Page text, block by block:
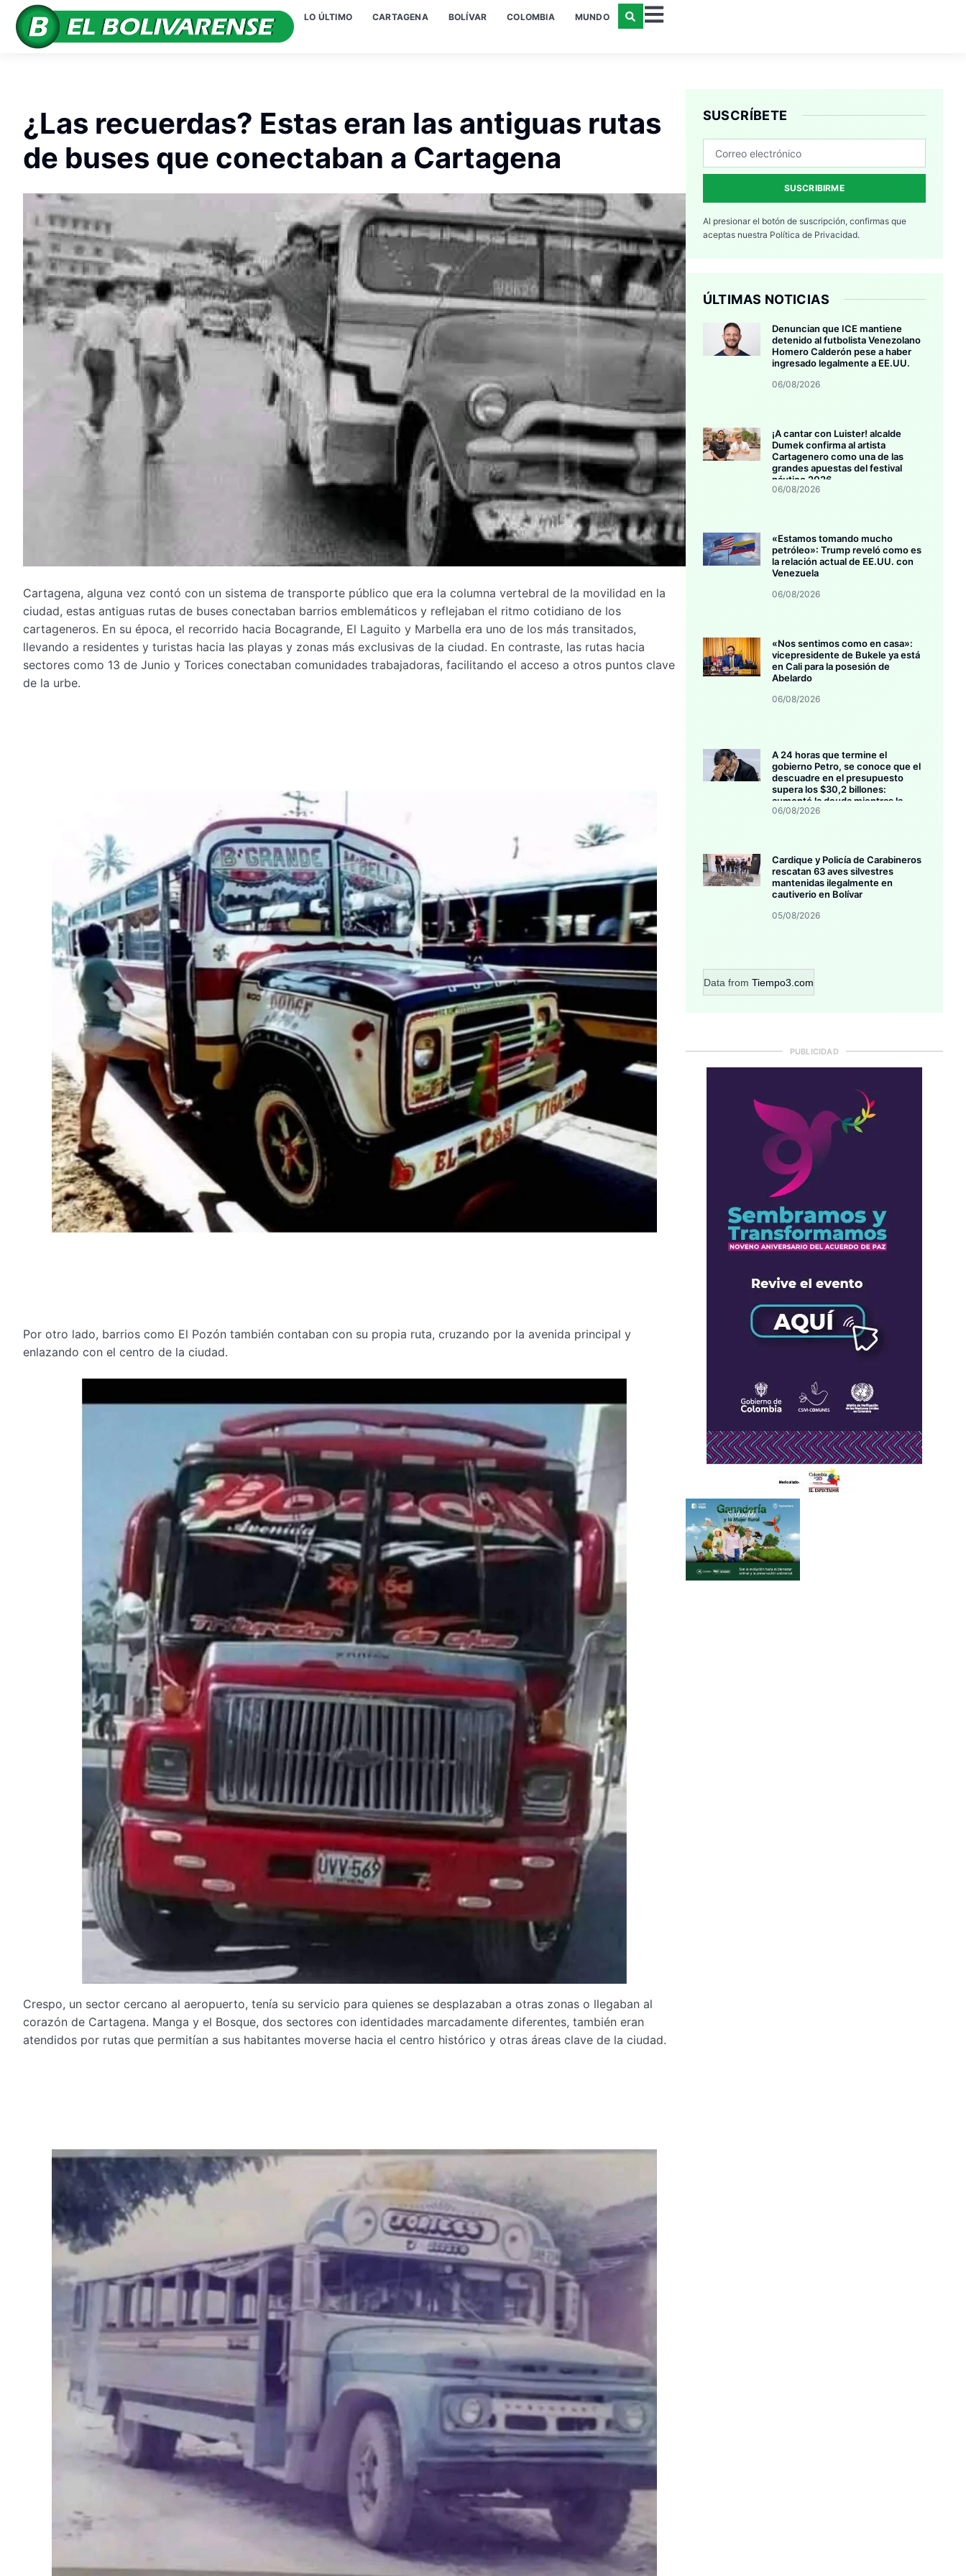
LO ÚLTIMO CARTAGENA BOLÍVAR COLOMBIA MUNDO
¿Las recuerdas? Estas eran las antiguas rutas
de buses que conectaban a Cartagena
Cartagena, alguna vez contó con un sistema de transporte público que era la columna vertebral de la movilidad en la
ciudad, estas antiguas rutas de buses conectaban barrios emblemáticos y reflejaban el ritmo cotidiano de los
cartageneros. En su época, el recorrido hacia Bocagrande, El Laguito y Marbella era uno de los más transitados,
llevando a residentes y turistas hacia las playas y zonas más exclusivas de la ciudad. En contraste, las rutas hacia
sectores como 13 de Junio y Torices conectaban comunidades trabajadoras, facilitando el acceso a otros puntos clave
de la urbe.
Por otro lado, barrios como El Pozón también contaban con su propia ruta, cruzando por la avenida principal y
enlazando con el centro de la ciudad.
Crespo, un sector cercano al aeropuerto, tenía su servicio para quienes se desplazaban a otras zonas o llegaban al
corazón de Cartagena. Manga y el Bosque, dos sectores con identidades marcadamente diferentes, también eran
atendidos por rutas que permitían a sus habitantes moverse hacia el centro histórico y otras áreas clave de la ciudad.
SUSCRÍBETE
SUSCRIBIRME
Al presionar el botón de suscripción, confirmas que
aceptas nuestra Política de Privacidad.
ÚLTIMAS NOTICIAS
Denuncian que ICE mantiene
detenido al futbolista Venezolano
Homero Calderón pese a haber
ingresado legalmente a EE.UU.
06/08/2026
¡A cantar con Luister! alcalde
Dumek confirma al artista
Cartagenero como una de las
grandes apuestas del festival
náutico 2026
06/08/2026
«Estamos tomando mucho
petróleo»: Trump reveló como es
la relación actual de EE.UU. con
Venezuela
06/08/2026
«Nos sentimos como en casa»:
vicepresidente de Bukele ya está
en Cali para la posesión de
Abelardo
06/08/2026
A 24 horas que termine el
gobierno Petro, se conoce que el
descuadre en el presupuesto
supera los $30,2 billones:
aumentó la deuda mientras la
inversión se estanca
06/08/2026
Cardique y Policía de Carabineros
rescatan 63 aves silvestres
mantenidas ilegalmente en
cautiverio en Bolívar
05/08/2026
Data from Tiempo3.com
PUBLICIDAD